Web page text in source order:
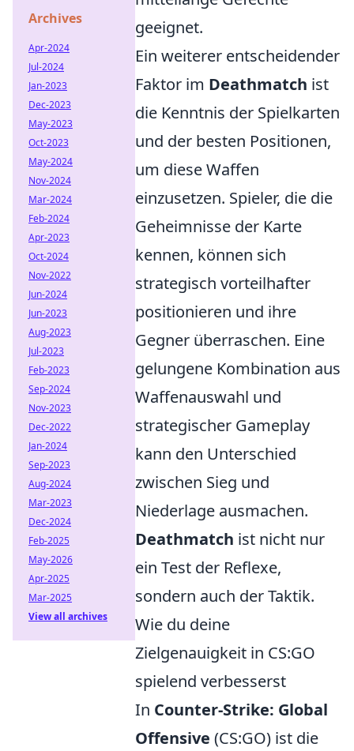
geeignet.
Ein weiterer entscheidender
Faktor im Deathmatch ist
die Kenntnis der Spielkarten
und der besten Positionen,
um diese Waffen
einzusetzen. Spieler, die die
Geheimnisse der Karte
kennen, können sich
strategisch vorteilhafter
positionieren und ihre
Gegner überraschen. Eine
gelungene Kombination aus
Waffenauswahl und
strategischer Gameplay
kann den Unterschied
zwischen Sieg und
Niederlage ausmachen.
Deathmatch ist nicht nur
ein Test der Reflexe,
sondern auch der Taktik.
Wie du deine
Zielgenauigkeit in CS:GO
spielend verbesserst
In Counter-Strike: Global
Offensive (CS:GO) ist die
Archives
Apr-2024
Jul-2024
Jan-2023
Dec-2023
May-2023
Oct-2023
May-2024
Nov-2024
Mar-2024
Feb-2024
Apr-2023
Oct-2024
Nov-2022
Jun-2024
Jun-2023
Aug-2023
Jul-2023
Feb-2023
Sep-2024
Nov-2023
Dec-2022
Jan-2024
Sep-2023
Aug-2024
Mar-2023
Dec-2024
Feb-2025
May-2026
Apr-2025
Mar-2025
View all archives